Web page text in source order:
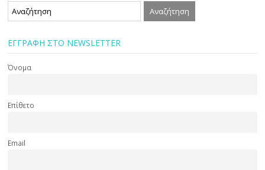
ΕΓΓΡΑΦΗ ΣΤΟ NEWSLETTER
Όνομα
Επίθετο
Email